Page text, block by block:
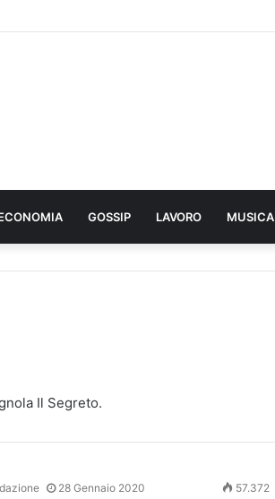
GOSSIP LAVORO MUSICA
Il Segreto.
28 Gennaio 2020 57.372